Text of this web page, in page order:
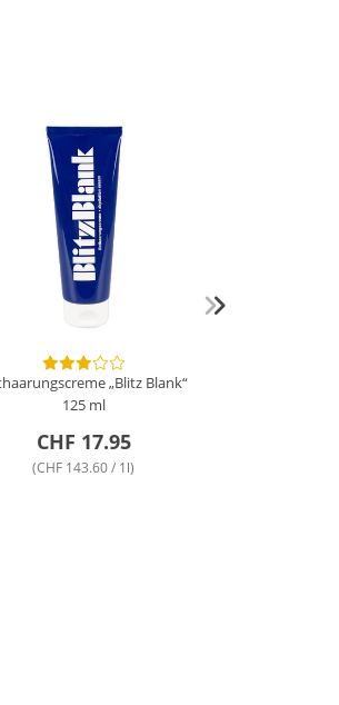
„Blitz Blank“
125 ml
CHF 17.95
(CHF 143.60 / 1l)